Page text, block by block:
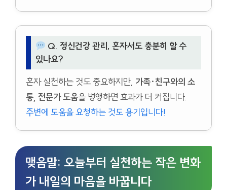
Q. 정신건강 관리, 혼자서도 충분히 할 수
있나요?
혼자 실천하는 것도 중요하지만, 가족·친구와의 소
통, 전문가 도움을 병행하면 효과가 더 커집니다.
주변에 도움을 요청하는 것도 용기입니다!
맺음말: 오늘부터 실천하는 작은 변화
가 내일의 마음을 바꿉니다